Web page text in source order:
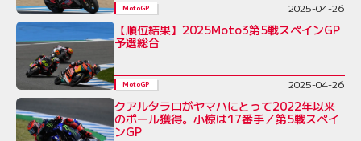
MotoGP 2025-04-26
【順位結果】2025Moto3第5戦スペインGP
予選総合
MotoGP 2025-04-26
クアルタラロがヤマハにとって2022年以来
のポール獲得。小椋は17番手／第5戦スペイ
ンGP